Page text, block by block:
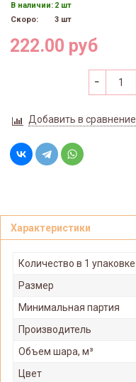
В наличии: 2 шт
Скоро:
3 шт
222.00 руб
Добавить в сравнение
Характеристики
Количество в 1 упаковке
Размер
Минимальная партия
Производитель
Объем шара, м³
Цвет